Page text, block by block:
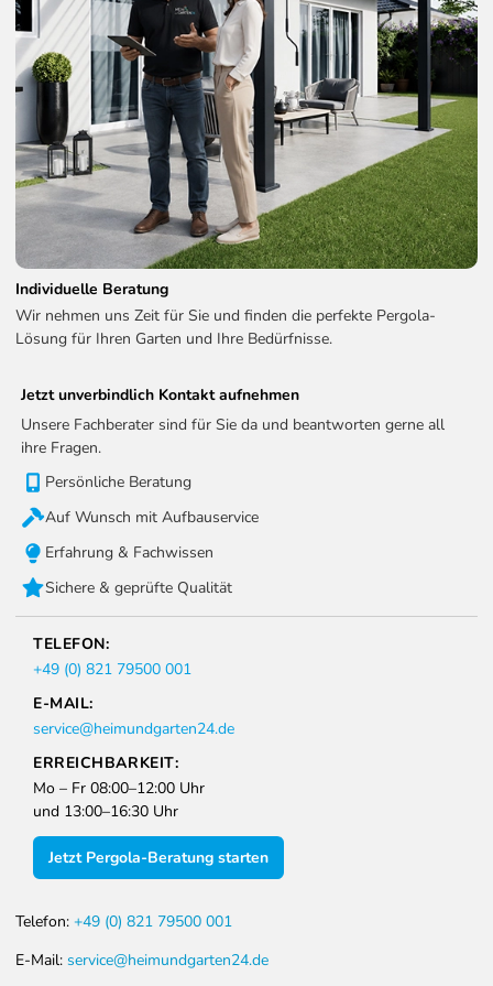
Individuelle Beratung
Wir nehmen uns Zeit für Sie und finden die perfekte Pergola-
Lösung für Ihren Garten und Ihre Bedürfnisse.
Jetzt unverbindlich Kontakt aufnehmen
Unsere Fachberater sind für Sie da und beantworten gerne all
ihre Fragen.
Persönliche Beratung
Auf Wunsch mit Aufbauservice
Erfahrung & Fachwissen
Sichere & geprüfte Qualität
TELEFON:
+49 (0) 821 79500 001
E-MAIL:
service@heimundgarten24.de
ERREICHBARKEIT:
Mo – Fr 08:00–12:00 Uhr
und 13:00–16:30 Uhr
Jetzt Pergola-Beratung starten
Telefon: +49 (0) 821 79500 001
E-Mail: service@heimundgarten24.de